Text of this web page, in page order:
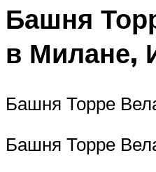
Башня
в Милане,
Башня Торре
Башня Торре